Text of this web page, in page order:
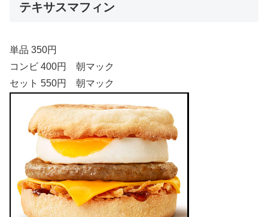
テキサスマフィン
単品 350円
コンビ 400円 朝マック
セット 550円 朝マック